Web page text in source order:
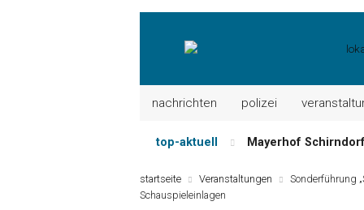
nachrichten polizei
top-aktuell Mayerhof
startseite Veranstaltungen
Sonderführung
Schauspieleinlagen